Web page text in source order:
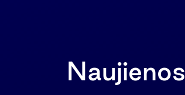
Naujienos